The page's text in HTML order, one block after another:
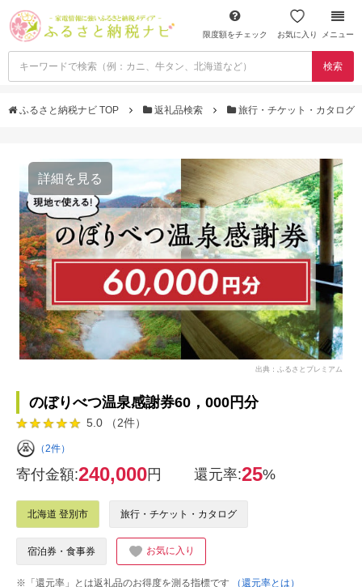
限度額をチェック お気に入り メニュー
検索
ふるさと納税ナビ TOP 返礼品検索 旅行・チケット・カタログ
詳細を見る
出典：ふるさとプレミアム
のぼりべつ温泉感謝券60，000円分
5.0 （2件）
（2件）
寄付金額:240,000円 還元率:25%
北海道 登別市 旅行・チケット・カタログ
宿泊券・食事券 お気に入り
※「還元率」とは返礼品のお得度を測る指標です
（還元率とは）